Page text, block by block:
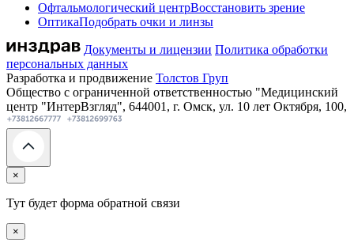
Офтальмологический центрВосстановить зрение
ОптикаПодобрать очки и линзы
Документы и лицензии Политика обработки
персональных данных
Разработка и продвижение Толстов Груп
Общество с ограниченной ответственностью "Медицинский
центр "ИнтерВзгляд", 644001, г. Омск, ул. 10 лет Октября, 100,
×
Тут будет форма обратной связи
×